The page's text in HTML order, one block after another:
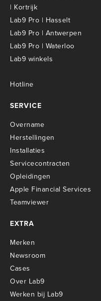
| Kortrijk
Lab9 Pro | Hasselt
Lab9 Pro | Antwerpen
Lab9 Pro | Waterloo
Lab9 winkels
Hotline
SERVICE
Overname
Herstellingen
Installaties
Servicecontracten
Opleidingen
Apple Financial Services
Teamviewer
EXTRA
Merken
Newsroom
Cases
Over Lab9
Werken bij Lab9